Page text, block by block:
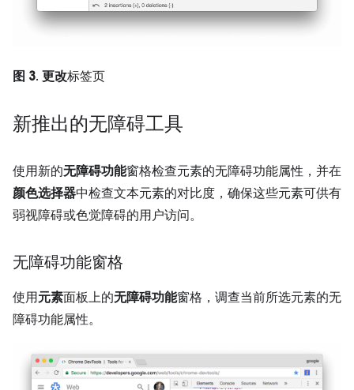
图 3. 更改标签页
新推出的无障碍工具
使用新的无障碍功能窗格检查元素的无障碍功能属性，并在
颜色选择器中检查文本元素的对比度，确保这些元素可供有
弱视障碍或色觉障碍的用户访问。
无障碍功能窗格
使用元素面板上的无障碍功能窗格，调查当前所选元素的无
障碍功能属性。